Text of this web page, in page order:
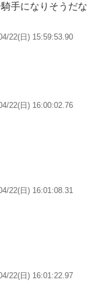
手になりそうだな
22(日) 15:59:53.90
22(日) 16:00:02.76
22(日) 16:01:08.31
22(日) 16:01:22.97